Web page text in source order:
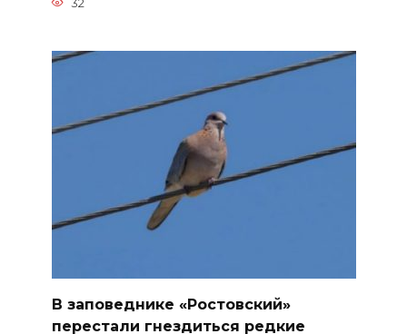
32
В заповеднике «Ростовский»
перестали гнездиться редкие